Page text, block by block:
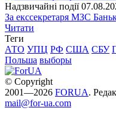
Надзвичайні події
За екссекретаря МЗС
Читати
Теги
АТО УПЦ РФ США СБУ
Польша выборы
© Copyright
2001—2026 FORUA.
mail@for-ua.com